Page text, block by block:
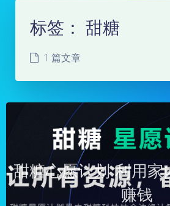
标签： 甜糖
1 篇文章
甜糖心愿计划 利用家
赚钱